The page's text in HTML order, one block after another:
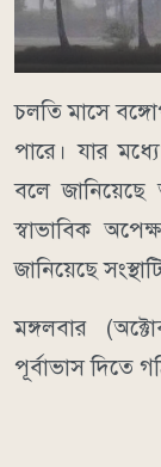
চলতি মাসে
পারে। যার
বলে জানিয়েছে
স্বাভাবিক
জানিয়েছে
মঙ্গলবার
পূর্বাভাস দিতে